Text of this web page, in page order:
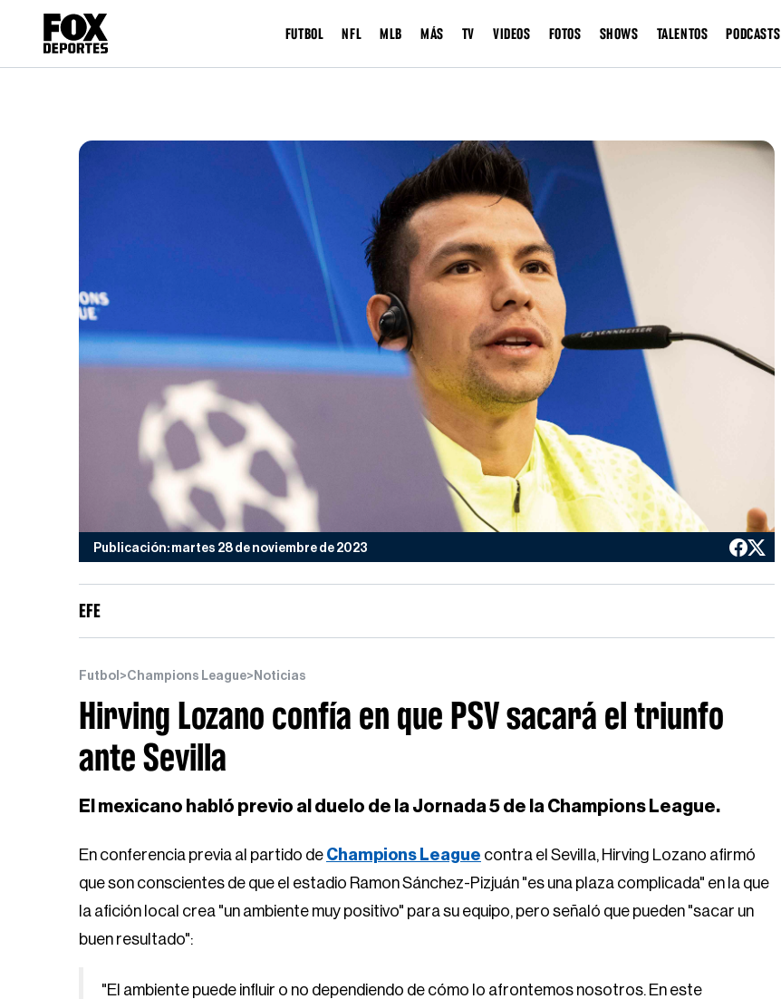
FUTBOL NFL MLB MÁS TV VIDEOS FOTOS SHOWS TALENTOS PODCASTS
Publicación: martes 28 de noviembre de 2023
EFE
Futbol >Champions League> Noticias
Hirving Lozano confía en que PSV sacará el triunfo
ante Sevilla
El mexicano habló previo al duelo de la Jornada 5 de la Champions League.
En conferencia previa al partido de Champions League contra el Sevilla, Hirving Lozano afirmó
que son conscientes de que el estadio Ramon Sánchez-Pizjuán "es una plaza complicada" en la que
la afición local crea "un ambiente muy positivo" para su equipo, pero señaló que pueden "sacar un
buen resultado":
"El ambiente puede influir o no dependiendo de cómo lo afrontemos nosotros. En este